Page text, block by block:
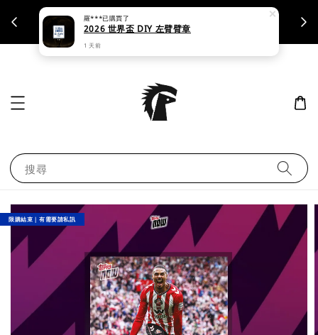
支援刷卡｜皆開立統一發票
搜尋
限購結束｜有需要請私訊
羅***已購買了
2026 世界盃 DIY 左臂臂章
1 天前